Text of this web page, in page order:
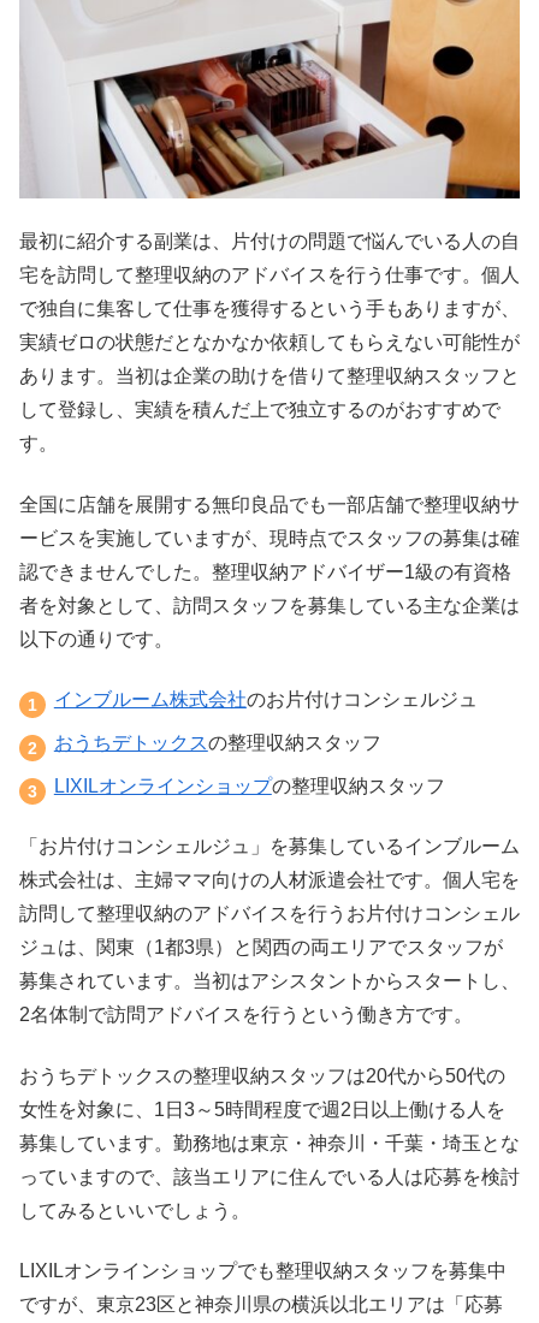
最初に紹介する副業は、片付けの問題で悩んでいる人の自
宅を訪問して整理収納のアドバイスを行う仕事です。個人
で独自に集客して仕事を獲得するという手もありますが、
実績ゼロの状態だとなかなか依頼してもらえない可能性が
あります。当初は企業の助けを借りて整理収納スタッフと
して登録し、実績を積んだ上で独立するのがおすすめで
す。
全国に店舗を展開する無印良品でも一部店舗で整理収納サ
ービスを実施していますが、現時点でスタッフの募集は確
認できませんでした。整理収納アドバイザー1級の有資格
者を対象として、訪問スタッフを募集している主な企業は
以下の通りです。
インブルーム株式会社のお片付けコンシェルジュ
おうちデトックスの整理収納スタッフ
LIXILオンラインショップの整理収納スタッフ
「お片付けコンシェルジュ」を募集しているインブルーム
株式会社は、主婦ママ向けの人材派遣会社です。個人宅を
訪問して整理収納のアドバイスを行うお片付けコンシェル
ジュは、関東（1都3県）と関西の両エリアでスタッフが
募集されています。当初はアシスタントからスタートし、
2名体制で訪問アドバイスを行うという働き方です。
おうちデトックスの整理収納スタッフは20代から50代の
女性を対象に、1日3～5時間程度で週2日以上働ける人を
募集しています。勤務地は東京・神奈川・千葉・埼玉とな
っていますので、該当エリアに住んでいる人は応募を検討
してみるといいでしょう。
LIXILオンラインショップでも整理収納スタッフを募集中
ですが、東京23区と神奈川県の横浜以北エリアは「応募